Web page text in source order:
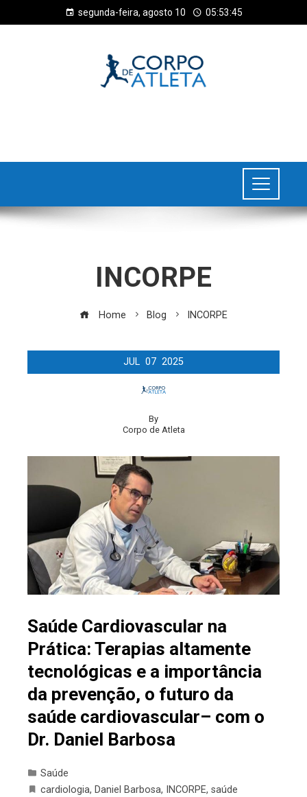
segunda-feira, agosto 10 05:53:45
INCORPE
Home Blog INCORPE
JUL 07 2025
By
Corpo de Atleta
Saúde Cardiovascular na
Prática: Terapias altamente
tecnológicas e a importância
da prevenção, o futuro da
saúde cardiovascular– com o
Dr. Daniel Barbosa
Saúde
cardiologia, Daniel Barbosa, INCORPE, saúde